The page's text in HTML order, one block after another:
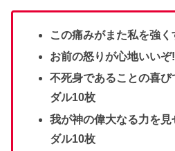
この痛みがまた私を強
お前の怒りが心地いい
不死身であることの喜
ダル10枚
我が神の偉大なる力を
ダル10枚